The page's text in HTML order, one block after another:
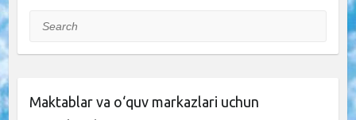
Search
Maktablar va o‘quv markazlari uchun